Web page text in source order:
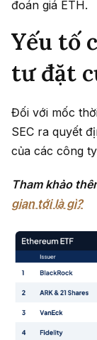
đoán giá ETH.
Yếu tố
tư đặt
Đối với mốc
SEC ra quyết
của các công
Tham khảo
gian tới là gì?